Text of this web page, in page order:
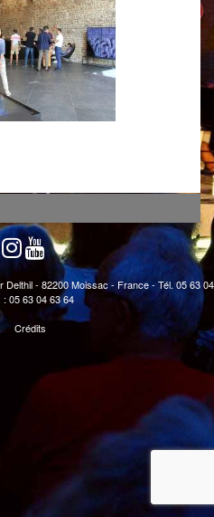
- 82200 Moissac - France - Tél. 05 63 04
05 63 04 63 64
Crédits